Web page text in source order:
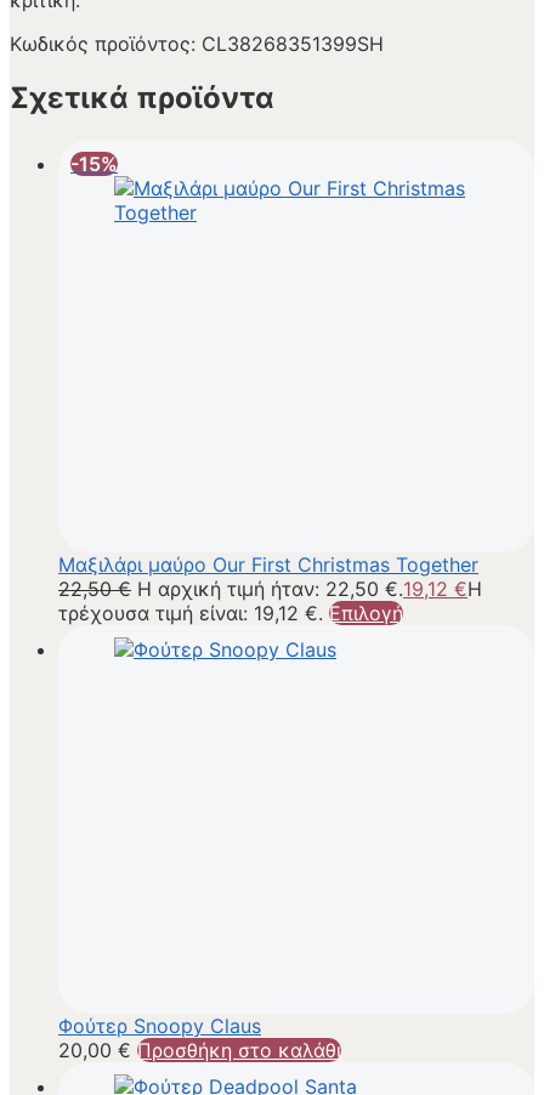
Κωδικός προϊόντος: CL38268351399SH
Σχετικά προϊόντα
-15%
Μαξιλάρι μαύρο Our First Christmas Together
22,50€ Η αρχική τιμή ήταν: 22,50 €.19,12 €Η
τρέχουσα τιμή είναι: 19,12 €. Επιλογή
Φούτερ Snoopy Claus
20,00 € Προσθήκη στο καλάθι